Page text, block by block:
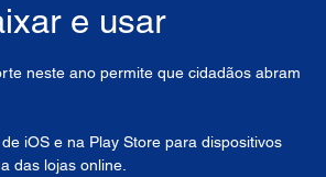
e usar
neste ano permite que cidadãos abram
iOS e na Play Store para dispositivos
das lojas online.